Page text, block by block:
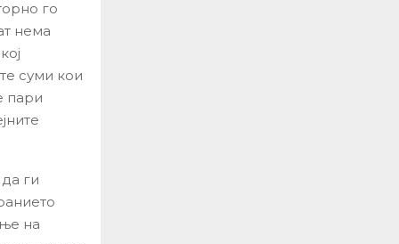
го
нема
суми кои
пари
ги
на